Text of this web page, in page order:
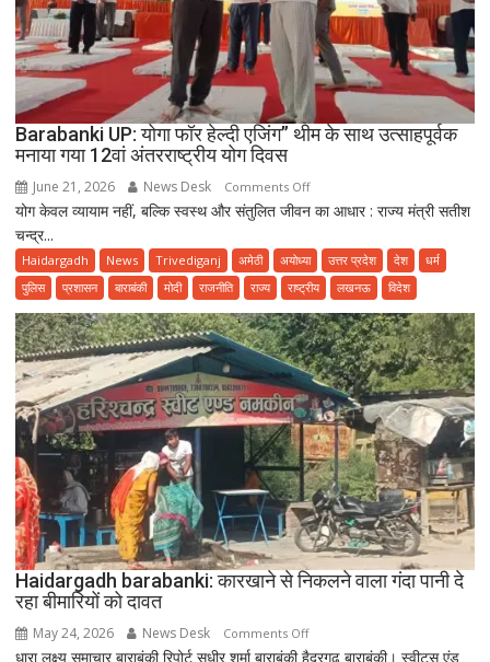
Barabanki UP: योगा फॉर हेल्दी एजिंग” थीम के साथ उत्साहपूर्वक
मनाया गया 12वां अंतरराष्ट्रीय योग दिवस
June 21, 2026 News Desk Comments Offon
Barabanki
योगा
फॉर
एजिंग”
थीम
के
साथ
उत्साहपूर्वक
मनाया
गया
12वां
अंतरराष्ट्रीय
योग
दिवस
योग केवल व्यायाम नहीं, बल्कि स्वस्थ और संतुलित जीवन का आधार : राज्य मंत्री सतीश
चन्द्र...
Haidargadh News Trivediganj अमेठी अयोध्या उत्तर प्रदेश देश
धर्म
पुलिस
प्रशासन बाराबंकी मोदी राजनीति राज्य राष्ट्रीय लखनऊ विदेश
Haidargadh barabanki: कारखाने से निकलने वाला गंदा पानी दे
रहा बीमारियों को दावत
May 24, 2026 News Desk Comments Offon
Haidargadh
धारा लक्ष्य समाचार बाराबंकी रिपोर्ट सुधीर शर्मा बाराबंकी हैदरगढ़ बाराबंकी। स्वीट्स एंड